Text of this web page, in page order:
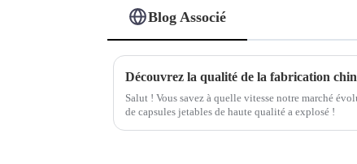
Blog Associé
Salut ! Vous savez à quelle vitesse notre marché
de capsules jetables de haute qualité a explosé !